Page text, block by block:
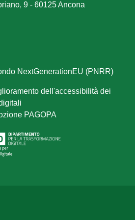
9 - 60125 Ancona
NextGenerationEU (PNRR)
dell'accessibilità dei
PAGOPA